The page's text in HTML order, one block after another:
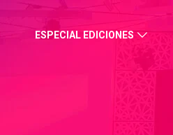
ESPECIAL EDICIONES